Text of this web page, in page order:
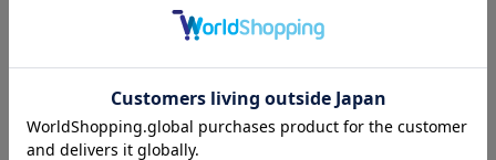
性別:女性 身長:161～165cm
ふつう 24cm 普段の服のサイズ: